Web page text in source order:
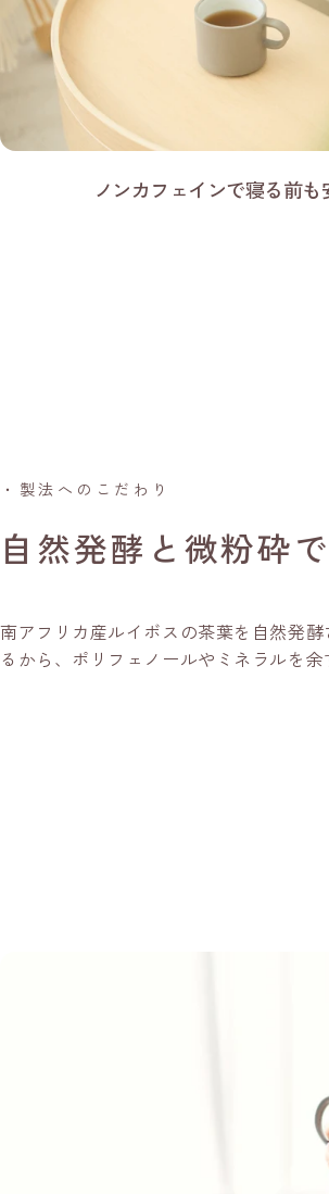
ノンカフェインで寝る前も
・製法へのこだわり
自然発酵と微粉砕
南アフリカ産ルイボスの茶葉を自然発
るから、ポリフェノールやミネラルを余